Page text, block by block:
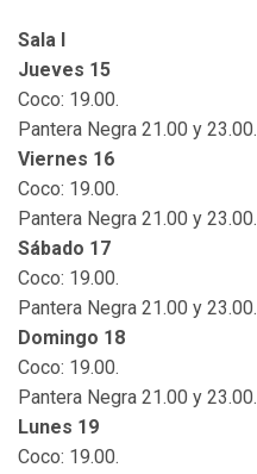
Sala I
Jueves 15
Coco: 19.00.
Pantera Negra 21.00 y 23.00.
Viernes 16
Coco: 19.00.
Pantera Negra 21.00 y 23.00.
Sábado 17
Coco: 19.00.
Pantera Negra 21.00 y 23.00.
Domingo 18
Coco: 19.00.
Pantera Negra 21.00 y 23.00.
Lunes 19
Coco: 19.00.